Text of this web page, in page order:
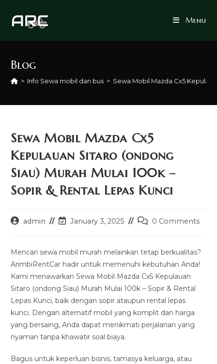
Menu
Blog
> Info Sewa mobil dan bus > Sewa Mobil Mazda Cx5
Sewa Mobil Mazda Cx5
Kepulauan Sitaro (ondong
Siau) Murah Mulai 100k –
Sopir & Rental Lepas Kunci
Postadmin
PostJanuary 3, 2025
Post0 Comments
Mencari sewa mobil murah melainkan tetap berkualitas?
ArimbiRentCar hadir untuk memenuhi kebutuhan Anda!
Kami menawarkan Sewa Mobil Mazda Cx5 Kepulauan
Sitaro (ondong Siau) Murah Mulai 100k – Sopir & Rental
Lepas Kunci, baik dengan sopir ataupun rental lepas
kunci. Dengan alternatif mobil yang komplit dan harga
yang bersaing, Anda dapat menikmati perjalanan yang
nyaman tanpa khawatir soal biaya.
Bagus untuk keperluan bisnis, tamasya keluarga, atau